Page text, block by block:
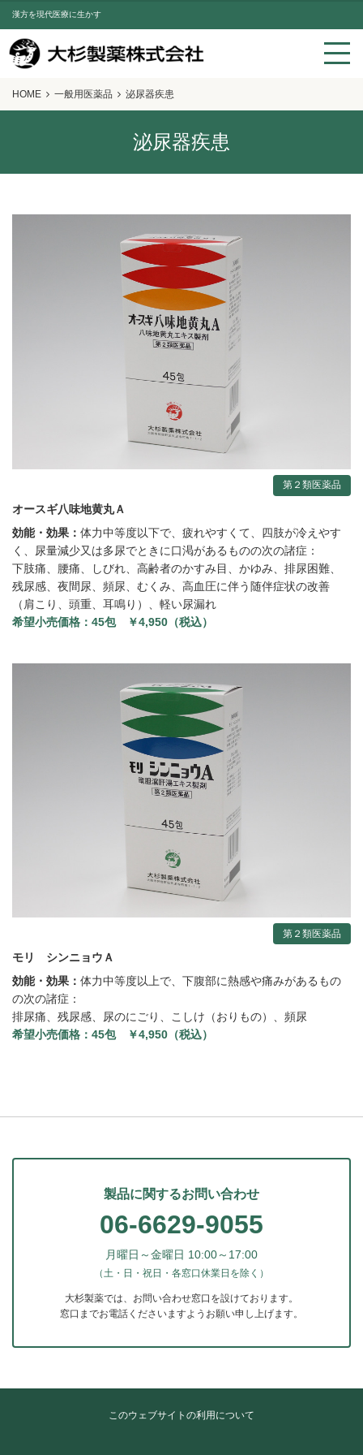
漢方を現代医療に生かす
HOME 一般用医薬品 泌尿器疾患
泌尿器疾患
第２類医薬品
オースギ八味地黄丸Ａ
効能・効果： 体力中等度以下で、疲れやすくて、四肢が冷えやす
く、尿量減少又は多尿でときに口渇があるものの次の諸症：
下肢痛、腰痛、しびれ、高齢者のかすみ目、かゆみ、排尿困難、
残尿感、夜間尿、頻尿、むくみ、高血圧に伴う随伴症状の改善
（肩こり、頭重、耳鳴り）、軽い尿漏れ
希望小売価格： 45包 ￥4,950（税込）
第２類医薬品
モリ シンニョウＡ
効能・効果： 体力中等度以上で、下腹部に熱感や痛みがあるもの
の次の諸症：
排尿痛、残尿感、尿のにごり、こしけ（おりもの）、頻尿
希望小売価格： 45包 ￥4,950（税込）
製品に関するお問い合わせ
06-6629-9055
月曜日～金曜日 10:00～17:00
（土・日・祝日・各窓口休業日を除く）
大杉製薬では、お問い合わせ窓口を設けております。
窓口までお電話くださいますようお願い申し上げます。
このウェブサイトの利用について